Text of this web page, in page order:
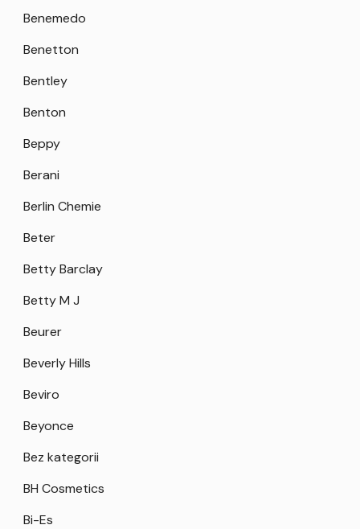
Benemedo
Benetton
Bentley
Benton
Beppy
Berani
Berlin Chemie
Beter
Betty Barclay
Betty M J
Beurer
Beverly Hills
Beviro
Beyonce
Bez kategorii
BH Cosmetics
Bi-Es